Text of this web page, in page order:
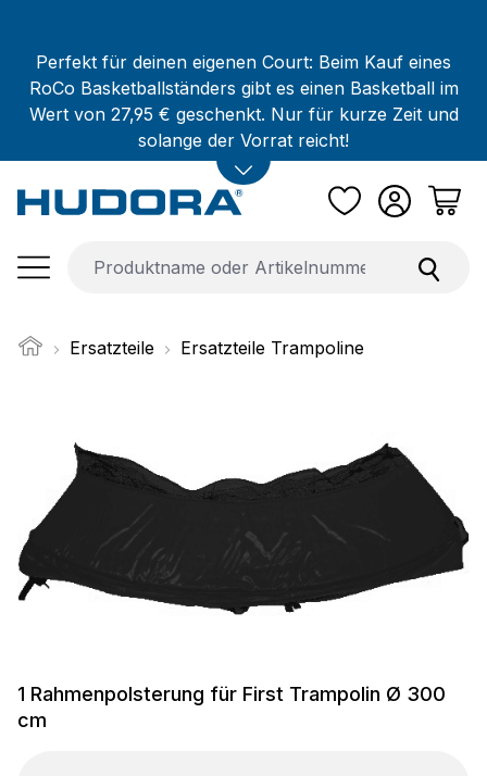
Perfekt für deinen eigenen Court: Beim Kauf eines
RoCo Basketballständers gibt es einen Basketball im
Wert von 27,95 € geschenkt. Nur für kurze Zeit und
solange der Vorrat reicht!
Ersatzteile Ersatzteile Trampoline
1 Rahmenpolsterung für First Trampolin Ø 300
cm